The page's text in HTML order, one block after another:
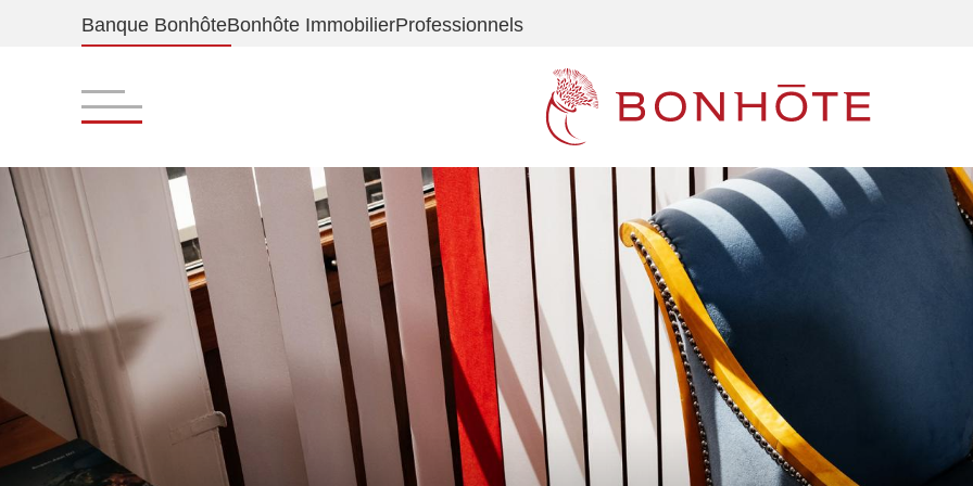
Banque BonhôteBonhôte ImmobilierProfessionnels
Navigation principale